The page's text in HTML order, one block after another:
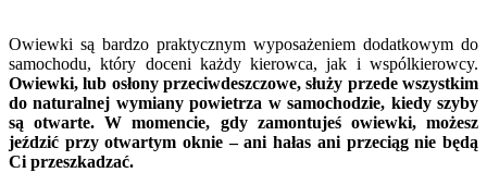
Owiewki są bardzo praktycznym wyposażeniem dodatkowym do
samochodu, który doceni każdy kierowca, jak i wspólkierowcy.
Owiewki, lub osłony przeciwdeszczowe, służy przede wszystkim
do naturalnej wymiany powietrza w samochodzie, kiedy szyby
są otwarte. W momencie, gdy zamontujeś owiewki, możesz
jeździć przy otwartym oknie – ani hałas ani przeciąg nie będą
Ci przeszkadzać.